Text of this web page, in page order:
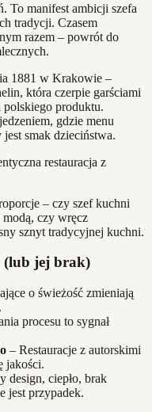
To manifest ambicji szefa
tradycji. Czasem
razem – powrót do
1881 w Krakowie –
która czerpie garściami
produktu.
gdzie menu
smak dzieciństwa.
– czy szef kuchni
modą, czy wręcz
sznyt tradycyjnej kuchni.
(lub jej brak)
o świeżość zmieniają
procesu to sygnał
– Restauracje z autorskimi
jakości.
design, ciepło, brak
jest przypadek.